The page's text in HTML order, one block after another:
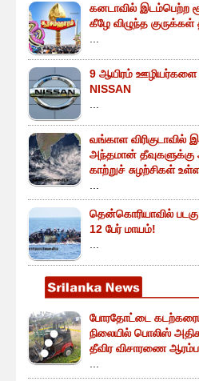
கனடாவில் இடம்பெற்ற
கீழே விழுந்த குருக்கள்
9 ஆயிரம் ஊழியர்களை
NISSAN
வங்காள விரிகுடாவில்
அந்தமான் தீவுகளுக்கு
காற்றுச் சுழற்சிகள்
தென்கொரியாவில் படகு
12 பேர் மாயம்!
போரதோட்டை
நிலையில் பொலிஸ்
தீவிர விசாரணை